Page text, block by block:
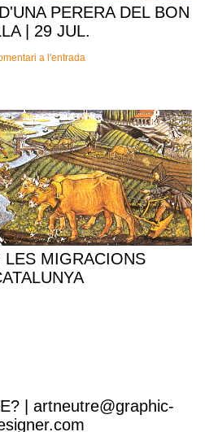
PERERA DEL BON
| 29 JUL.
a l'entrada
LES MIGRACIONS
| artneutre@graphic-